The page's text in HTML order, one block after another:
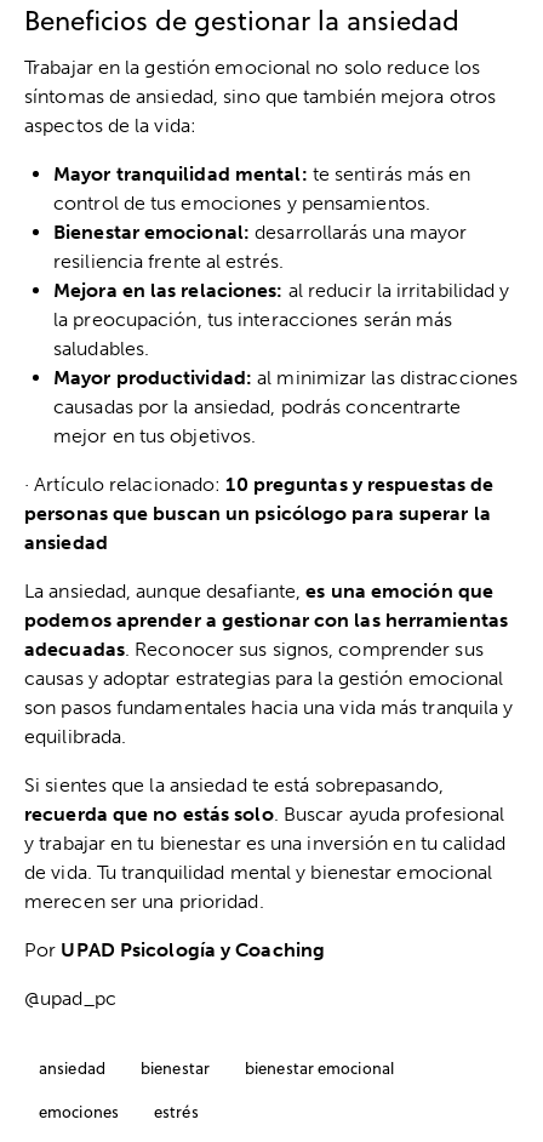
Beneficios de gestionar la ansiedad
Trabajar en la gestión emocional no solo reduce los
síntomas de ansiedad, sino que también mejora otros
aspectos de la vida:
Mayor tranquilidad mental: te sentirás más en
control de tus emociones y pensamientos.
Bienestar emocional: desarrollarás una mayor
resiliencia frente al estrés.
Mejora en las relaciones: al reducir la irritabilidad y
la preocupación, tus interacciones serán más
saludables.
Mayor productividad: al minimizar las distracciones
causadas por la ansiedad, podrás concentrarte
mejor en tus objetivos.
· Artículo relacionado:10 preguntas y respuestas de
personas que buscan un psicólogo para superar la
ansiedad
La ansiedad, aunque desafiante,es una emoción que
podemos aprender a gestionar con las herramientas
adecuadas. Reconocer sus signos, comprender sus
causas y adoptar estrategias para la gestión emocional
son pasos fundamentales hacia una vida más tranquila y
equilibrada.
Si sientes que la ansiedad te está sobrepasando,
recuerda que no estás solo. Buscar ayuda profesional
y trabajar en tu bienestar es una inversión en tu calidad
de vida. Tu tranquilidad mental y bienestar emocional
merecen ser una prioridad.
Por UPAD Psicología y Coaching
@upad_pc
ansiedad bienestar
bienestar emocional
emociones
estrés